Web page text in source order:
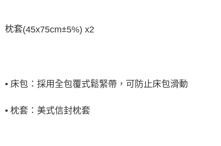
枕套(45x75cm±5%) x2
▪ 床包：採用全包覆式鬆緊帶，可防止床包滑動
▪ 枕套：美式信封枕套